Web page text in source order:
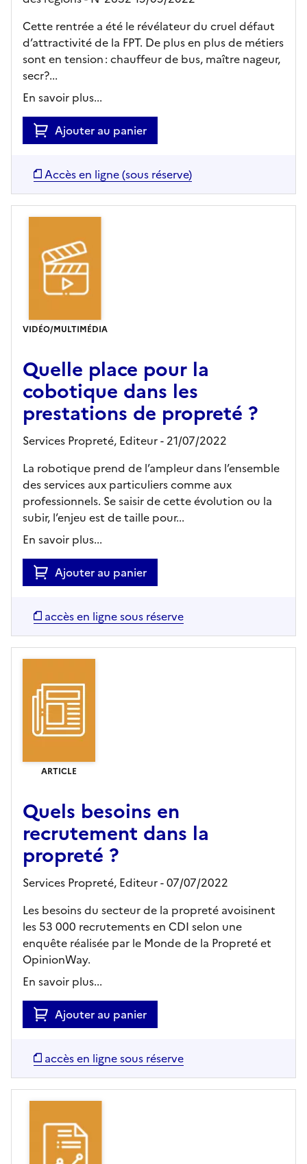
Cette rentrée a été le révélateur du cruel défaut
d’attractivité de la FPT. De plus en plus de métiers
sont en tension : chauffeur de bus, maître nageur,
secr?...
En savoir plus...
Ajouter au panier
Accès en ligne (sous réserve)
VIDÉO/MULTIMÉDIA
Quelle place pour la
cobotique dans les
prestations de propreté ?
Services Propreté, Editeur- 21/07/2022
La robotique prend de l’ampleur dans l’ensemble
des services aux particuliers comme aux
professionnels. Se saisir de cette évolution ou la
subir, l’enjeu est de taille pour...
En savoir plus...
Ajouter au panier
accès en ligne sous réserve
ARTICLE
Quels besoins en
recrutement dans la
propreté ?
Services Propreté, Editeur- 07/07/2022
Les besoins du secteur de la propreté avoisinent
les 53 000 recrutements en CDI selon une
enquête réalisée par le Monde de la Propreté et
OpinionWay.
En savoir plus...
Ajouter au panier
accès en ligne sous réserve